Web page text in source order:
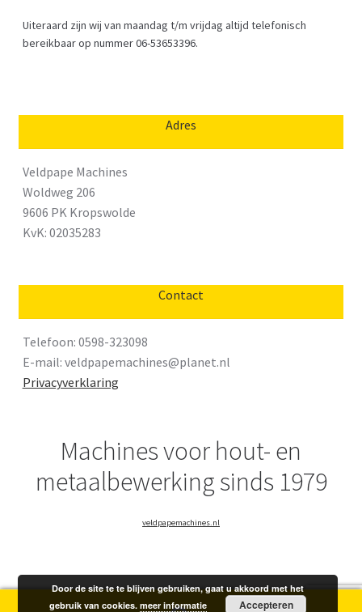
Uiteraard zijn wij van maandag t/m vrijdag altijd telefonisch
bereikbaar op nummer 06-53653396.
Adres
Veldpape Machines
Woldweg 206
9606 PK Kropswolde
KvK: 02035283
Contact
Telefoon: 0598-323098
E-mail: veldpapemachines@planet.nl
Privacyverklaring
Machines voor hout- en
metaalbewerking sinds 1979
veldpapemachines.nl
Door de site te te blijven gebruiken, gaat u akkoord met het
gebruik van cookies.meer informatie Accepteren